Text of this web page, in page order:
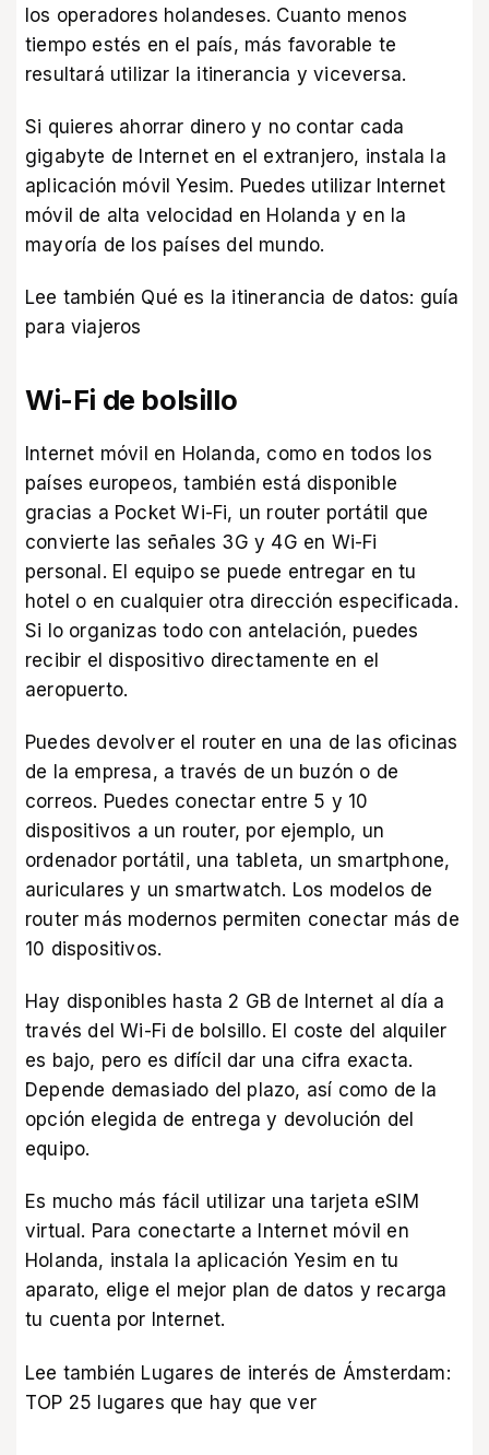
los operadores holandeses. Cuanto menos
tiempo estés en el país, más favorable te
resultará utilizar la itinerancia y viceversa.
Si quieres ahorrar dinero y no contar cada
gigabyte de Internet en el extranjero, instala la
aplicación móvil Yesim. Puedes utilizar Internet
móvil de alta velocidad en Holanda y en la
mayoría de los países del mundo.
Lee también Qué es la itinerancia de datos: guía
para viajeros
Wi-Fi de bolsillo
Internet móvil en Holanda, como en todos los
países europeos, también está disponible
gracias a Pocket Wi-Fi, un router portátil que
convierte las señales 3G y 4G en Wi-Fi
personal. El equipo se puede entregar en tu
hotel o en cualquier otra dirección especificada.
Si lo organizas todo con antelación, puedes
recibir el dispositivo directamente en el
aeropuerto.
Puedes devolver el router en una de las oficinas
de la empresa, a través de un buzón o de
correos. Puedes conectar entre 5 y 10
dispositivos a un router, por ejemplo, un
ordenador portátil, una tableta, un smartphone,
auriculares y un smartwatch. Los modelos de
router más modernos permiten conectar más de
10 dispositivos.
Hay disponibles hasta 2 GB de Internet al día a
través del Wi-Fi de bolsillo. El coste del alquiler
es bajo, pero es difícil dar una cifra exacta.
Depende demasiado del plazo, así como de la
opción elegida de entrega y devolución del
equipo.
Es mucho más fácil utilizar una tarjeta eSIM
virtual. Para conectarte a Internet móvil en
Holanda, instala la aplicación Yesim en tu
aparato, elige el mejor plan de datos y recarga
tu cuenta por Internet.
Lee también Lugares de interés de Ámsterdam:
TОР 25 lugares que hay que ver